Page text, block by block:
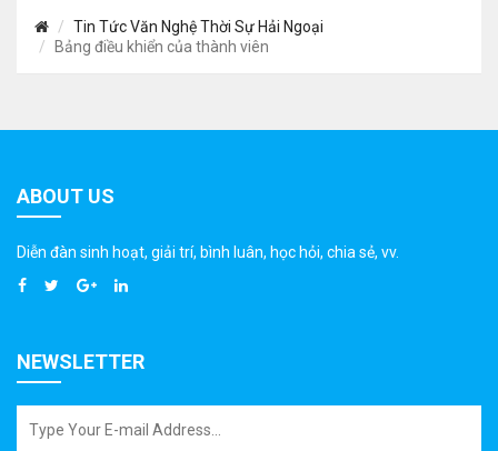
Tin Tức Văn Nghệ Thời Sự Hải Ngoại
Bảng điều khiển của thành viên
ABOUT US
Diễn đàn sinh hoạt, giải trí, bình luân, học hỏi, chia sẻ, vv.
NEWSLETTER